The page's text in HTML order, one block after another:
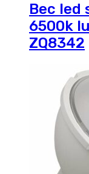
Bec led
6500k
ZQ8342